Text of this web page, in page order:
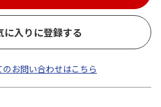
に入りに登録する
お問い合わせはこちら